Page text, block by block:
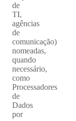
de
TI,
agências
de
comunicação)
nomeadas,
quando
necessário,
como
Processadores
de
Dados
por